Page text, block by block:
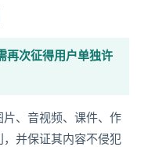
再次征得用户单独许
、音视频、课件、作
并保证其内容不侵犯